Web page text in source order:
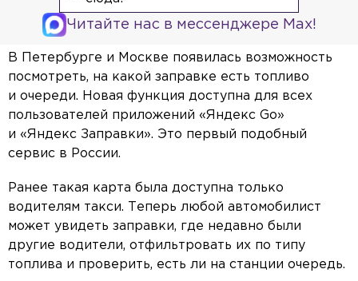
Читайте нас в мессенджере Max!
В Петербурге и Москве появилась возможность
посмотреть, на какой заправке есть топливо
и очереди. Новая функция доступна для всех
пользователей приложений «Яндекс Go»
и «Яндекс Заправки». Это первый подобный
сервис в России.
Ранее такая карта была доступна только
водителям такси. Теперь любой автомобилист
может увидеть заправки, где недавно были
другие водители, отфильтровать их по типу
топлива и проверить, есть ли на станции очередь.